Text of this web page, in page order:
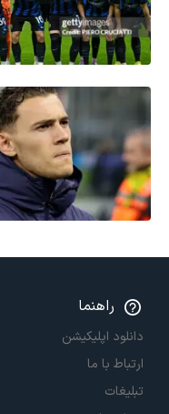
راهنما
دانلود اپلیکیشن
ارتباط با ما
تبلیغات